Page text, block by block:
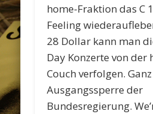
home-Fraktion das C
Feeling
28 Dollar kann man
Day Konzerte von der
Couch verfolgen.
Ausgangssperre der
Bundesregierung.